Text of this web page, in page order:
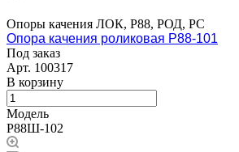
Опоры качения ЛОК, Р88, РОД, РС
Опора качения роликовая Р88-101
Под заказ
Арт. 100317
В корзину
Модель
Р88Ш-102